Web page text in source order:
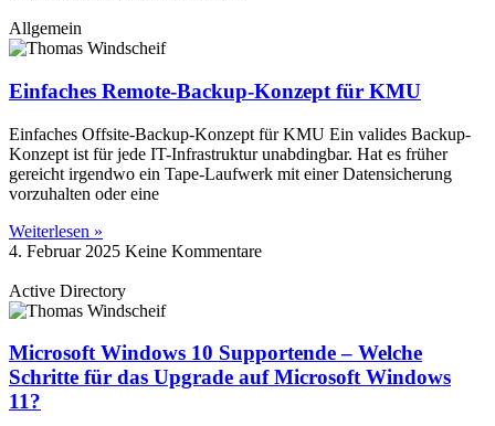
Allgemein
Einfaches Remote-Backup-Konzept für KMU
Einfaches Offsite-Backup-Konzept für KMU Ein valides Backup-
Konzept ist für jede IT-Infrastruktur unabdingbar. Hat es früher
gereicht irgendwo ein Tape-Laufwerk mit einer Datensicherung
vorzuhalten oder eine
Weiterlesen »
4. Februar 2025 Keine Kommentare
Active Directory
Microsoft Windows 10 Supportende – Welche
Schritte für das Upgrade auf Microsoft Windows
11?